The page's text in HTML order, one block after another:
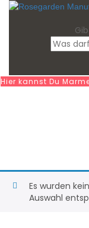
Hier kannst Du
Es wurden
Auswahl